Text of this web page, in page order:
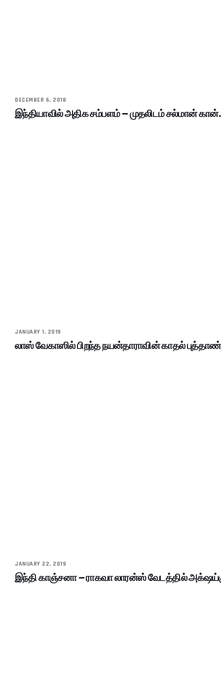
DECEMBER 6, 2018
இந்தியாவில் அதிக சம்பளம் – முதலிடம் சல்மான்
JANUARY 1, 2019
லாஸ் வேகாஸில் பிறந்த நயன்தாராவின் காதல்
JANUARY 22, 2019
இந்தி காஞ்சனா – ராகவா லாரன்ஸ் வேடத்தில்